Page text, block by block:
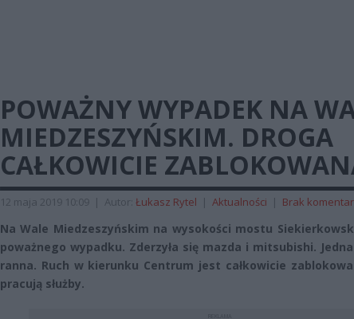
POWAŻNY WYPADEK NA
MIEDZESZYŃSKIM. DROGA
CAŁKOWICIE
12 maja 2019 10:09 | Autor: Łukasz Rytel | Aktualności | Brak
Na Wale Miedzeszyńskim na wysokości mostu
poważnego wypadku. Zderzyła się mazda i mitsubishi.
ranna. Ruch w kierunku Centrum jest całkowicie
pracują służby.